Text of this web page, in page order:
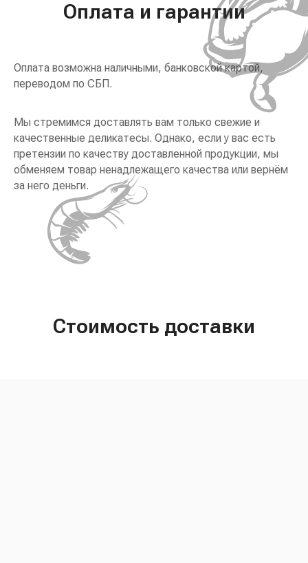
Оплата и гарантии
Оплата возможна наличными, банковской картой,
переводом по СБП.
Мы стремимся доставлять вам только свежие и
качественные деликатесы. Однако, если у вас есть
претензии по качеству доставленной продукции, мы
обменяем товар ненадлежащего качества или вернём
за него деньги.
Стоимость доставки